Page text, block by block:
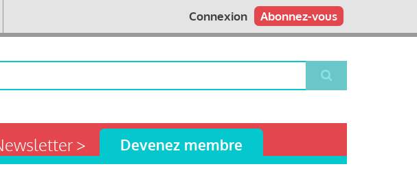
Abonnez-vous
Connexion
> Devenez membre